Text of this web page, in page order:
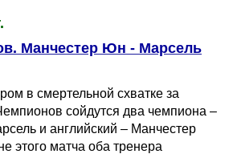
Манчестер Юн - Марсель
в смертельной схватке за
сойдутся два чемпиона –
и английский – Манчестер
этого матча оба тренера